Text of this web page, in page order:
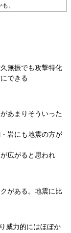
。
無振でも攻撃特化
できる
あまりそういった
岩にも地震の方が
広がると思われ
がある。地震に比
威力的にはほぼか